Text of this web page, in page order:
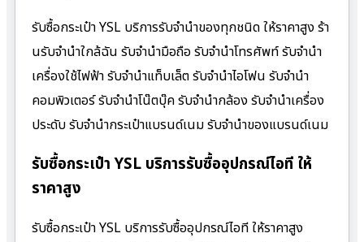
รับซื้อกระเป๋า YSL บริการรับจำนำของทุกชนิด ให้ราคาสูง ร้า
นรับจํานําใกล้ฉัน รับจำนำมือถือ รับจำนำโทรศัพท์ รับจำนำ
เครื่องใช้ไฟฟ้า รับจำนำแท็บเล็ต รับจำนำไอโฟน รับจำนำ
คอมพิวเตอร์ รับจำนำโน๊ตบุ๊ค รับจำนำกล้อง รับจำนำเครื่อง
ประดับ รับจำนำกระเป๋าแบรนด์เนม รับจำนำของแบรนด์เนม
รับซื้อกระเป๋า YSL บริการรับซื้ออุปกรณ์ไอที ให้
ราคาสูง
รับซื้อกระเป๋า YSL บริการรับซื้ออุปกรณ์ไอที ให้ราคาสูง